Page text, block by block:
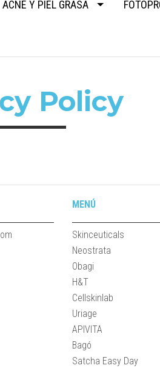
ACNÉ Y PIEL GRASA
Policy
MENÚ
Skinceuticals
Neostrata
Obagi
H&T
Cellskinlab
Uriage
APIVITA
Bagó
Satcha Easy Day